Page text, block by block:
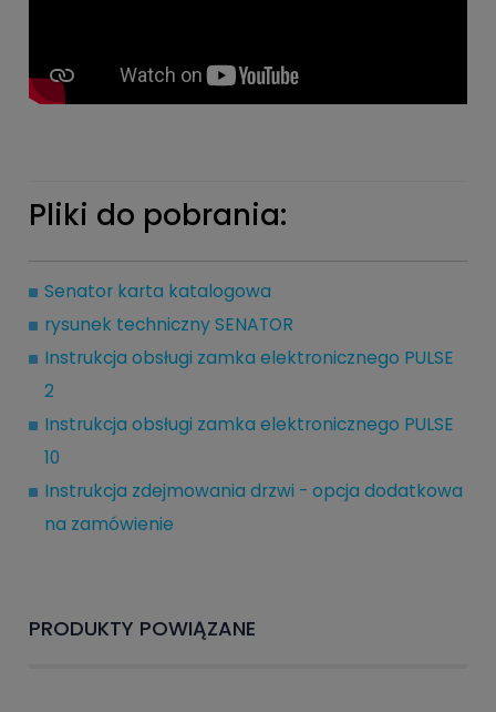
Pliki do pobrania:
Senator karta katalogowa
rysunek techniczny SENATOR
Instrukcja obsługi zamka elektronicznego PULSE
2
Instrukcja obsługi zamka elektronicznego PULSE
10
Instrukcja zdejmowania drzwi - opcja dodatkowa
na zamówienie
PRODUKTY POWIĄZANE